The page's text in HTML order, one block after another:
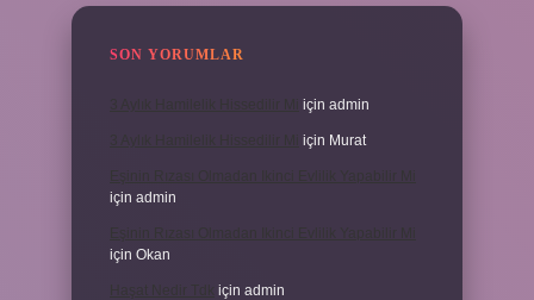
SON YORUMLAR
için admin
için Murat
için admin
için Okan
için admin